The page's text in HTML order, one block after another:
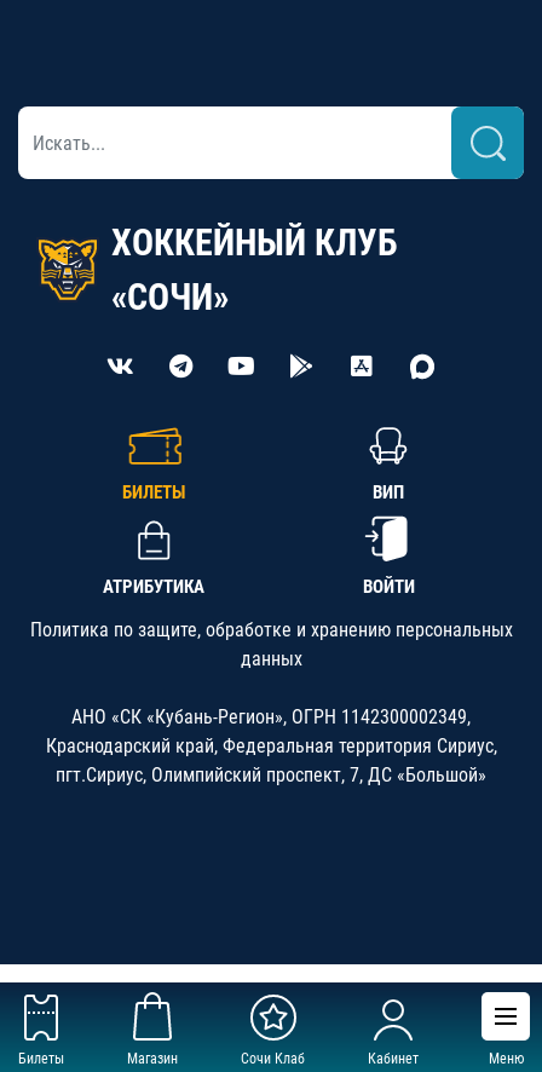
Билеты Магазин Сочи Клаб Кабинет Меню
ХОККЕЙНЫЙ КЛУБ
«СОЧИ»
БИЛЕТЫ ВИП
АТРИБУТИКА ВОЙТИ
Политика по защите, обработке и хранению персональных
данных
АНО «СК «Кубань-Регион», ОГРН 1142300002349,
Краснодарский край, Федеральная территория Сириус,
пгт.Сириус, Олимпийский проспект, 7, ДС «Большой»